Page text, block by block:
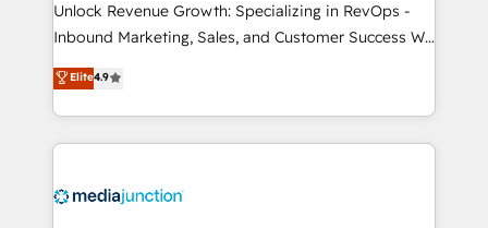
Unlock Revenue Growth: Specializing in RevOps -
Inbound Marketing, Sales, and Customer Success We
specialize in driving revenue growth for companies
across industries through tailored marketing, sales,
and customer success strategies, utilizing RevOps
methodologies. As Latin America's largest HubSpot
offer unparalleled insights. Operating in five
Elite4.9